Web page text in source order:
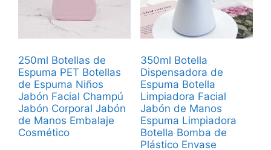
250ml Botellas de
Espuma PET Botellas
de Espuma Niños
Jabón Facial Champú
Jabón Corporal Jabón
de Manos Embalaje
Cosmético
350ml Botella
Dispensadora de
Espuma Botella
Limpiadora Facial
Jabón de Manos
Espuma Limpiadora
Botella Bomba de
Plástico Envase